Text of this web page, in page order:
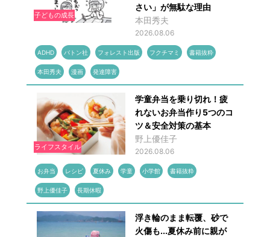
子どもの成長
さい」が無駄な理由
本田秀夫
2026.08.06
ADHD バトン社 フォレスト出版 フクチマミ 書籍抜粋
本田秀夫 漫画 発達障害
ライフスタイル
学童弁当を乗り切れ！疲
れないお弁当作り5つのコ
ツ＆安全対策の基本
野上優佳子
2026.08.06
お弁当 レシピ 夏休み 学童 小学館 書籍抜粋
野上優佳子 長期休暇
浮き輪のまま転覆、砂で
火傷も...夏休み前に親が